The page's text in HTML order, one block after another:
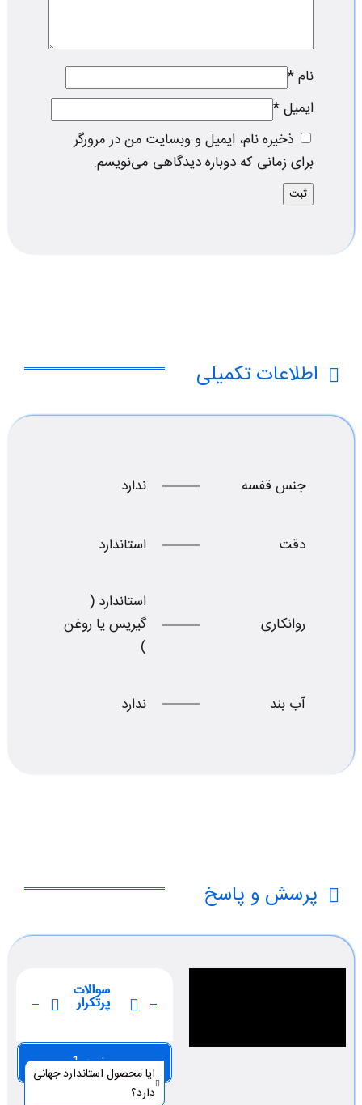
نام*
ایمیل*
ذخیره نام، ایمیل و وبسایت من در مرورگر
برای زمانی که دوباره دیدگاهی می‌نویسم.
اطلاعات تکمیلی
جنس قفسه ندارد
دقت استاندارد
روانکاری
استاندارد (
گیریس یا روغن
)
آب بند ندارد
پرسش و پاسخ
سوالات
پرتکرار
صفحه 1
ایا محصول استاندارد جهانی
دارد؟